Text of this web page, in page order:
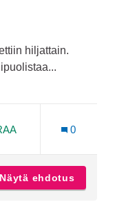
hiljattain.
Raunistula
0
Näytä ehdotus